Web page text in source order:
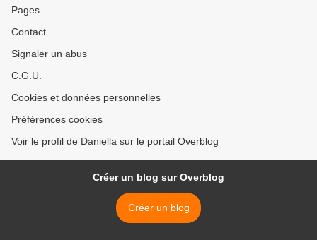
Pages
Contact
Signaler un abus
C.G.U.
Cookies et données personnelles
Préférences cookies
Voir le profil de Daniella sur le portail Overblog
Créer un blog sur Overblog
Créer un blog